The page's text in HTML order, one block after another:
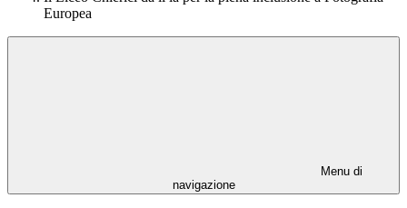
Europea
Menu di
navigazione